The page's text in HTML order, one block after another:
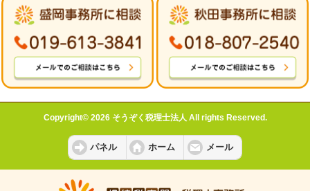
Copyright© 2026 そうぞく税理士法人 All rights Reserved.
パネル ホーム メール